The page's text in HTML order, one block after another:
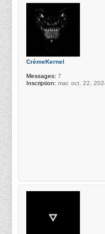
CrèmeKernel
Messages: 7
Inscription: mar. oct. 22,